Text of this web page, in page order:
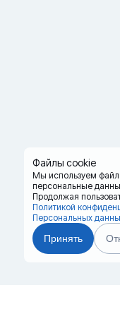
Файлы cookie
Мы используем
персональные
Продолжая
Политикой
Персональных
Принять